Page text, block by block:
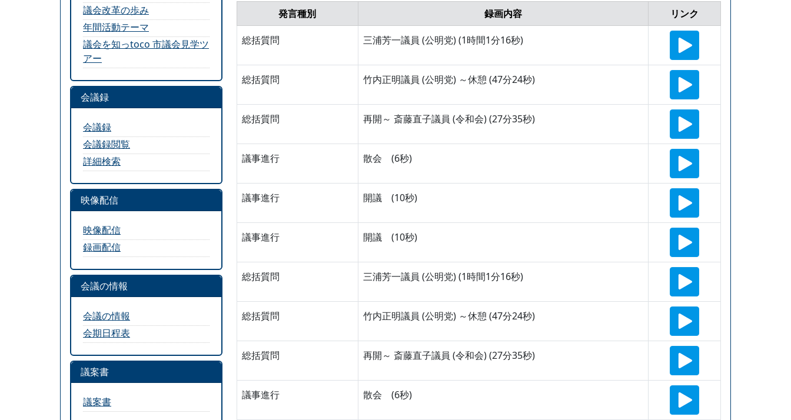
発言種別 録画内容 リンク
総括質問 三浦芳一議員 (公明党) (1時間1分16秒)
総括質問 竹内正明議員 (公明党) ～休憩 (47分24秒)
総括質問 再開～ 斎藤直子議員 (令和会) (27分35秒)
議事進行 散会 (6秒)
議事進行 開議 (10秒)
議事進行 開議 (10秒)
総括質問 三浦芳一議員 (公明党) (1時間1分16秒)
総括質問 竹内正明議員 (公明党) ～休憩 (47分24秒)
総括質問 再開～ 斎藤直子議員 (令和会) (27分35秒)
議事進行 散会 (6秒)
議会改革の歩み
年間活動テーマ
議会を知っtoco 市議会見学ツ
アー
会議録
会議録
会議録閲覧
詳細検索
映像配信
映像配信
録画配信
会議の情報
会議の情報
会期日程表
議案書
議案書